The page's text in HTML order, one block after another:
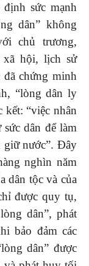
sức mạnh
dân” không
chủ trương,
xã hội, lịch sử
chứng minh
“lòng dân ly
kết: “việc nhân
dân để làm
giữ nước”. Đây
nghìn năm
dân tộc và của
được quy tụ,
dân”, phát
bảo đảm các
dân” được